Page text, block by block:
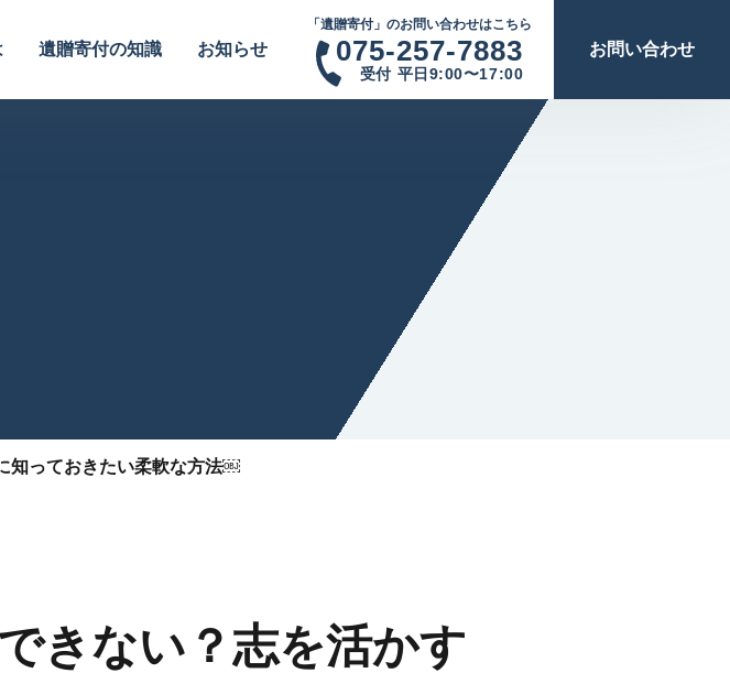
遺贈寄付の知識 お知らせ
「遺贈寄付」のお問い合わせはこちら
075-257-7883
受付 平日9:00〜17:00
お問い合わせ
知っておきたい柔軟な方法￼
きない？志を活かす